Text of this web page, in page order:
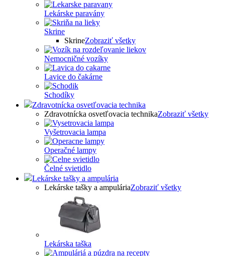
Lekárske paravány
Skrine
SkrineZobraziť všetky
Nemocničné vozíky
Lavice do čakárne
Schodíky
Zdravotnícka osvetľovacia technika
Zdravotnícka osvetľovacia technikaZobraziť všetky
Vyšetrovacia lampa
Operačné lampy
Čelné svietidlo
Lekárske tašky a ampulária
Lekárske tašky a ampuláriaZobraziť všetky
Lekárska taška